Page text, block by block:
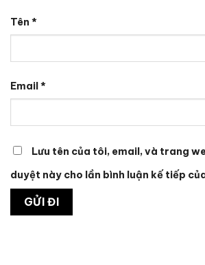
Tên *
Email*
Lưu tên của tôi, email, và trang
duyệt này cho lần bình luận kế tiếp